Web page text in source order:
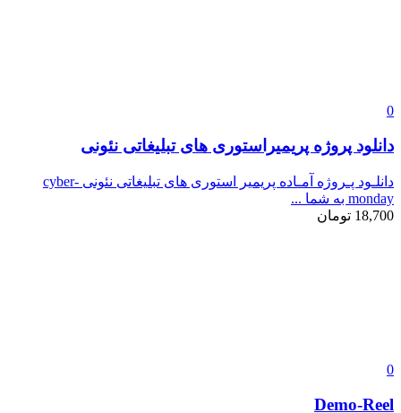
0
دانلود پروژه پریمیراستوری های تبلیغاتی نئونی
دانلـود پـروژه آمـاده پریمیر استوری های تبلیغاتی نئونی cyber-
monday به شما ...
18,700 تومان
0
Demo-Reel